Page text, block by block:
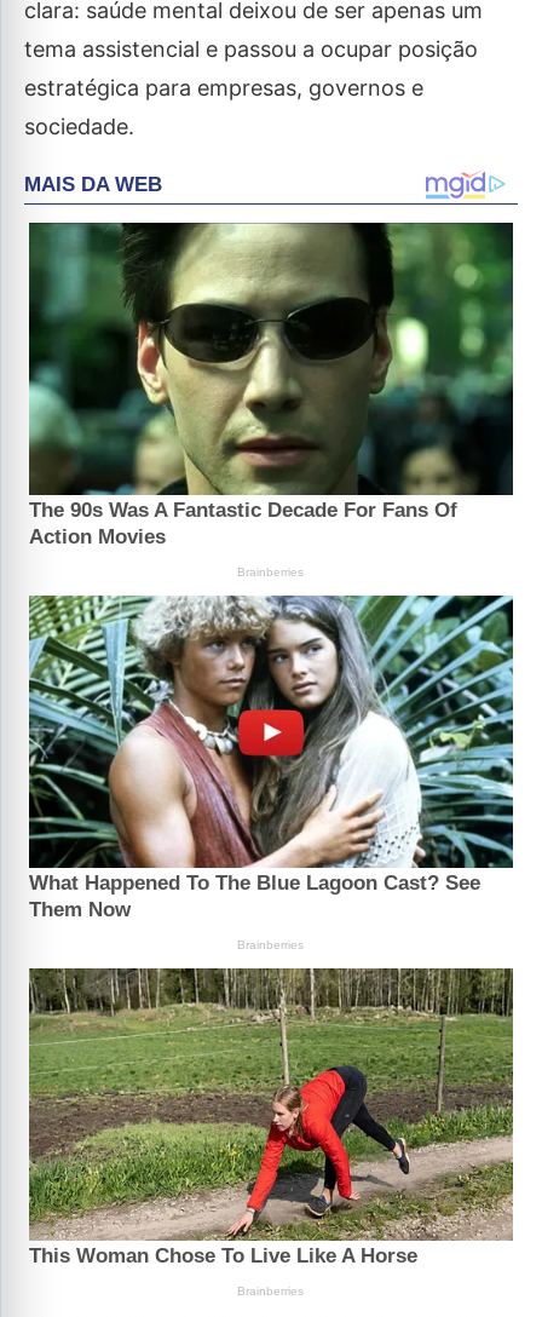
clara: saúde mental deixou de ser apenas um
tema assistencial e passou a ocupar posição
estratégica para empresas, governos e
sociedade.